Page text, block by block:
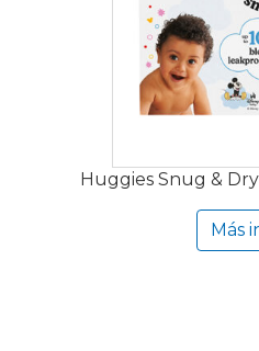
Huggies Snug &
Más